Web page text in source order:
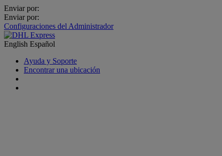
Enviar por:
Enviar por:
Configuraciones del Administrador
English Español
Ayuda y Soporte
Encontrar una ubicación